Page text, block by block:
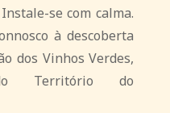
se com calma.
à descoberta
dos Vinhos Verdes,
Território do